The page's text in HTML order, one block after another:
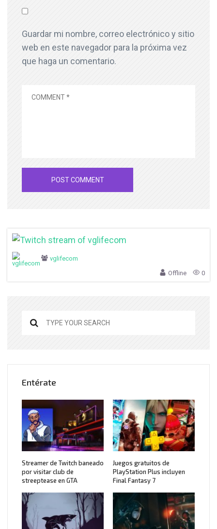
Guardar mi nombre, correo electrónico y sitio
web en este navegador para la próxima vez
que haga un comentario.
vglifecom
Offline 0
Entérate
Streamer de Twitch baneado
por visitar club de
streeptease en GTA
Juegos gratuitos de
PlayStation Plus incluyen
Final Fantasy 7